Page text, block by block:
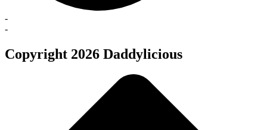
-
-
Copyright 2026 Daddylicious